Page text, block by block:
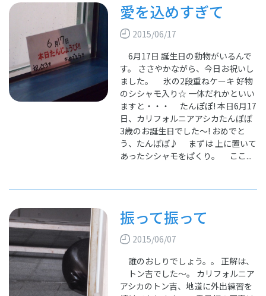
愛を込めすぎて
2015/06/17
6月17日 誕生日の動物がいるんで
す。 ささやかながら、今日お祝いし
ました。 氷の2段重ねケーキ 好物
のシシャモ入り☆ 一体だれかといい
ますと・・・ たんぽぽ! 本日6月17
日、カリフォルニアアシカたんぽぽ
3歳のお誕生日でした～! おめでと
う、たんぽぽ♪ まずは 上に置いて
あったシシャモをぱくり。 ここ...
振って振って
2015/06/07
誰のおしりでしょう。。 正解は、
トン吉でした～。 カリフォルニア
アシカのトン吉、地道に外出練習を